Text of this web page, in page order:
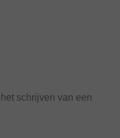
schrijven van een